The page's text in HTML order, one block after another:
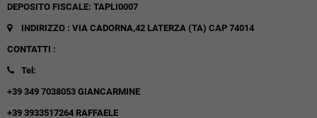
DEPOSITO FISCALE: TAPLI0007
INDIRIZZO : VIA CADORNA,42 LATERZA (TA) CAP 74014
CONTATTI :
Tel:
+39 349 7038053 GIANCARMINE
+39 3933517264 RAFFAELE